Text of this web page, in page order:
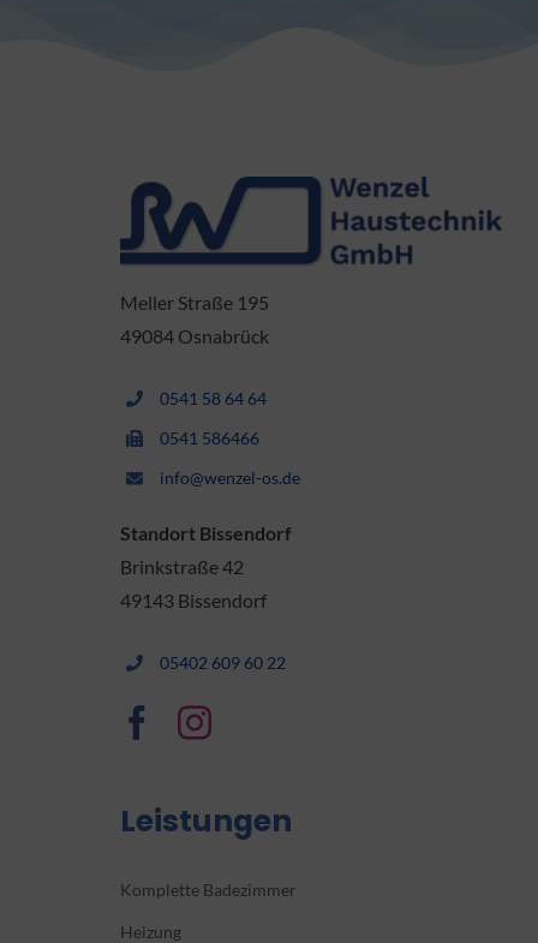
Meller Straße 195
49084 Osnabrück
0541 58 64 64
0541 586466
info@wenzel-os.de
Standort Bissendorf
Brinkstraße 42
49143 Bissendorf
05402 609 60 22
Leistungen
Komplette Badezimmer
Heizung